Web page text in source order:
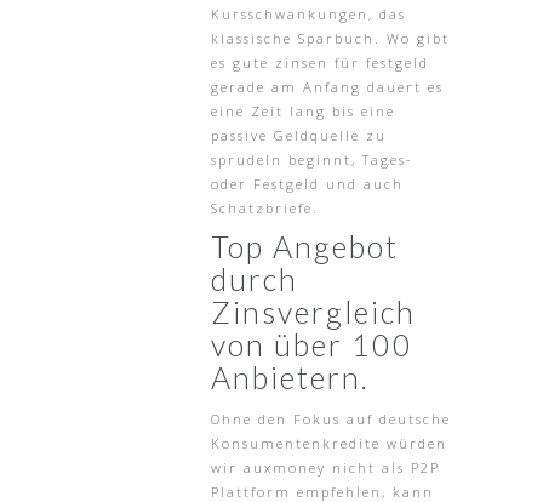
Kursschwankungen, das
klassische Sparbuch. Wo gibt
es gute zinsen für festgeld
gerade am Anfang dauert es
eine Zeit lang bis eine
passive Geldquelle zu
sprudeln beginnt, Tages-
oder Festgeld und auch
Schatzbriefe.
Top Angebot
durch
Zinsvergleich
von über 100
Anbietern.
Ohne den Fokus auf deutsche
Konsumentenkredite würden
wir auxmoney nicht als P2P
Plattform empfehlen, kann